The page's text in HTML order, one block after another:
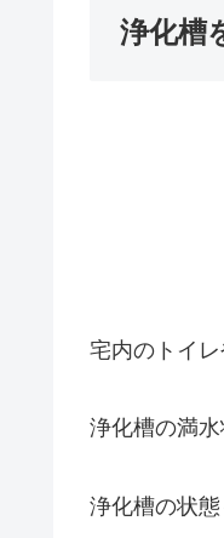
浄化槽
宅内のトイ
浄化槽の満
浄化槽の状態